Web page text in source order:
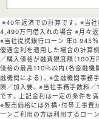
※40年返済での計算です。※当
4,490万円借入れの場合 ※月々返
※当社提携銀行ローン 年0.945
優遇金利を適用した場合の計算
／購入価格が融資限度額（100万
価格の最高110％以内（各金融
融機関による）。※金融機関事務
険／加入要。※当社事務手数料
です。上記金利は一定の条件を
※販売価格には外構・付帯工事費
ーンご利用の方は利用するロー